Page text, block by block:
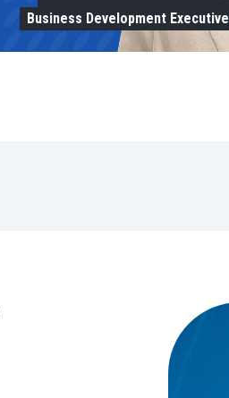
Business Development Executive